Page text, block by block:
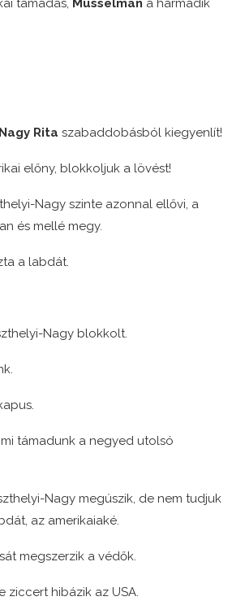
támadás, Musselman a harmadik
Rita szabaddobásból kiegyenlít!
előny, blokkoljuk a lövést!
Nagy szinte azonnal ellővi, a
és mellé megy.
a labdát.
Nagy blokkolt.
mi támadunk a negyed utolsó
Nagy megúszik, de nem tudjuk
az amerikaiaké.
megszerzik a védők.
ziccert hibázik az USA.